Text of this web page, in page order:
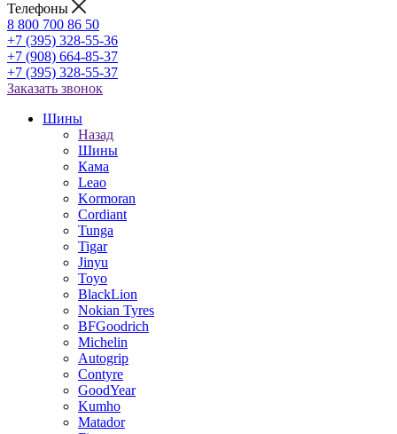
Телефоны
8 800 700 86 50
+7 (395) 328-55-36
+7 (908) 664-85-37
+7 (395) 328-55-37
Заказать звонок
Шины
Назад
Шины
Кама
Leao
Kormoran
Cordiant
Tunga
Tigar
Jinyu
Toyo
BlackLion
Nokian Tyres
BFGoodrich
Michelin
Autogrip
Contyre
GoodYear
Kumho
Matador